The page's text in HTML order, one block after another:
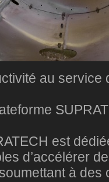
au service
est
d’accélérer
à